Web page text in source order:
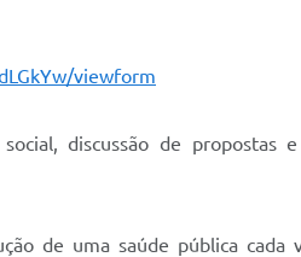
viewform
discussão de propostas
de uma saúde pública cada